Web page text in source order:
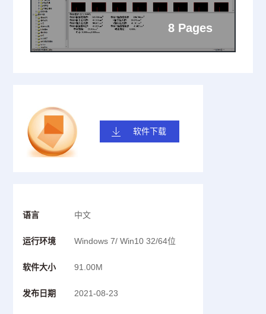
8 Pages
软件下载
语言 中文
运行环境 Windows 7/ Win10 32/64位
软件大小 91.00M
发布日期 2021-08-23